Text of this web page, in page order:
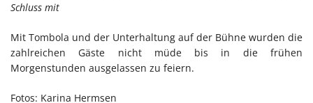
Schluss mit
Mit Tombola und der Unterhaltung auf der Bühne wurden die
zahlreichen Gäste nicht müde bis in die frühen
Morgenstunden ausgelassen zu feiern.
Fotos: Karina Hermsen